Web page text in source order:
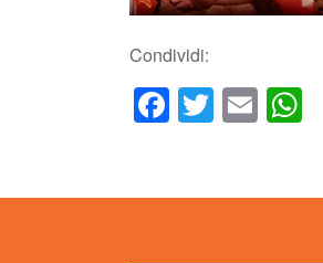
Condividi:
Facebook
Twitter
Email